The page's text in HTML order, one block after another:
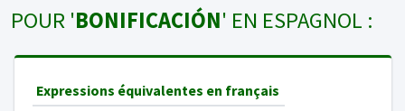
POUR 'BONIFICACIÓN' EN ESPAGNOL :
Expressions équivalentes en français